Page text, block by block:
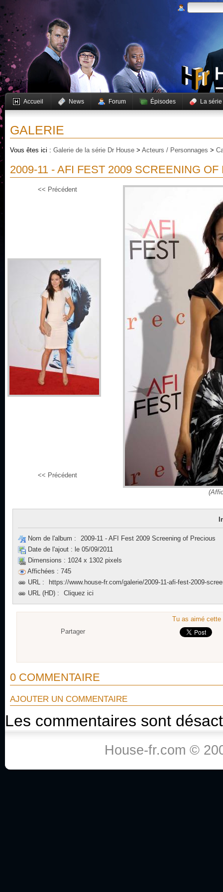
Accueil News Forum Épisodes La série
GALERIE
Vous êtes ici : Galerie de la série Dr House > Acteurs / Personnages >
2009-11 - AFI FEST 2009 SCREENING
<< Précédent
<< Précédent
Nom de l'album :
2009-11 - AFI Fest 2009 Screening of Precious
Date de l'ajout : le 05/09/2011
Dimensions : 1024 x 1302 pixels
Affichées : 745
URL :
https://www.house-fr.com/galerie/2009-11-afi-fest-2009-
URL (HD) :
Cliquez ici
Tu as aimé
Partager
0 COMMENTAIRE
AJOUTER UN COMMENTAIRE
Les commentaires sont
House-fr.com ©